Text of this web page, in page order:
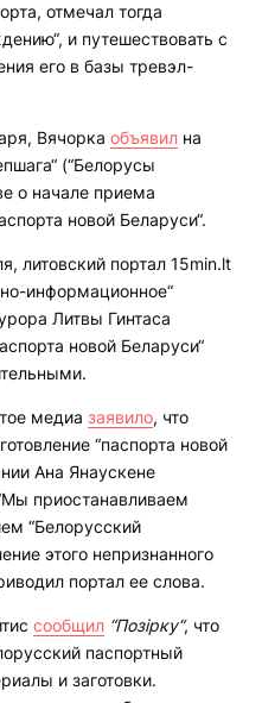
отмечал тогда
и путешествовать с
его в базы тревэл-
Вячорка объявил на
(“Белорусы
о начале приема
новой Беларуси“.
литовский портал 15min.lt
информационное“
Литвы Гинтаса
новой Беларуси“
медиа заявило, что
“паспорта новой
Ана Янаускене
приостанавливаем
“Белорусский
этого непризнанного
портал ее слова.
сообщил “Позірку“, что
паспортный
и заготовки.